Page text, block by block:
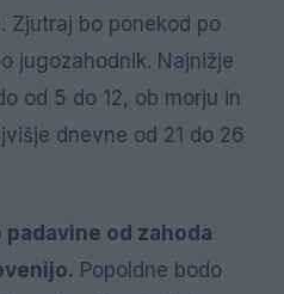
Zjutraj bo ponekod po
jugozahodnik. Najnižje
od 5 do 12, ob morju in
dnevne od 21 do 26
od zahoda
Popoldne bodo